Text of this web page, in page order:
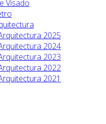
Visado
2025
2024
2023
2022
2021